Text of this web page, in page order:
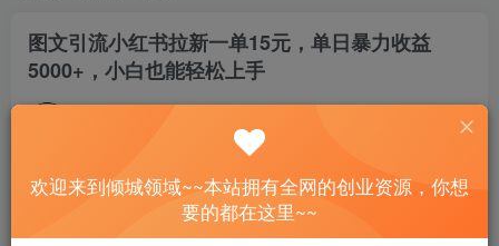
图文引流小红书拉新一单15元，单日暴力收益
5000+，小白也能轻松上手
私信
付费资源
欢迎来到倾城领域~~本站拥有全网的创业资源，你想
要的都在这里~~